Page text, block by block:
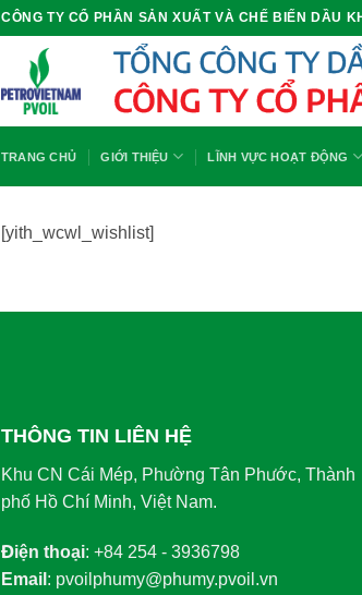
CÔNG TY CỔ PHẦN SẢN XUẤT VÀ CHẾ BIẾN DẦU
TRANG CHỦ GIỚI THIỆU LĨNH VỰC HOẠT ĐỘNG
[yith_wcwl_wishlist]
THÔNG TIN LIÊN HỆ
Khu CN Cái Mép, Phường Tân Phước, Thành
phố Hồ Chí Minh, Việt Nam.
Điện thoại: +84 254 - 3936798
Email : pvoilphumy@phumy.pvoil.vn